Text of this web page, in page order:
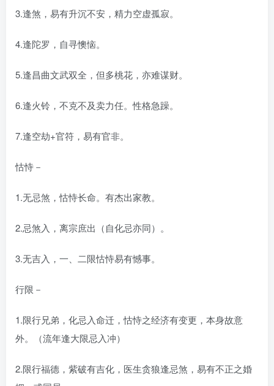
3.逢煞，易有升沉不安，精力空虚孤寂。
4.逢陀罗，自寻懊恼。
5.逢昌曲文武双全，但多桃花，亦难谋财。
6.逢火铃，不克不及卖力任。性格急躁。
7.逢空劫+官符，易有官非。
怙恃－
1.无忌煞，怙恃长命。有杰出家教。
2.忌煞入，离宗庶出（自化忌亦同）。
3.无吉入，一、二限怙恃易有憾事。
行限－
1.限行兄弟，化忌入命迁，怙恃之经济有变更，本身故意
外。（流年逢大限忌入冲）
2.限行福德，紫破有吉化，医生贪狼逢忌煞，易有不正之婚